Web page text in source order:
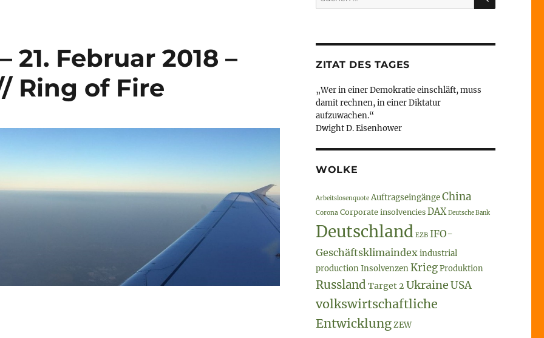
Februar 2018 –
Ring of Fire
nach:
ZITAT DES TAGES
„Wer in einer Demokratie einschläft, muss
damit rechnen, in einer Diktatur
aufzuwachen.“
Dwight D. Eisenhower
WOLKE
Arbeitslosenquote AuftragseingängeChina
Corona Corporate insolvencies DAX Deutsche Bank
Deutschland EZB IFO-
Geschäftsklimaindexindustrial
productionInsolvenzenKriegProduktion
Russland Target 2 UkraineUSA
volkswirtschaftliche
EntwicklungZEW